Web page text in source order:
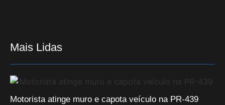
Mais Lidas
Motorista atinge muro e capota veículo na PR-439